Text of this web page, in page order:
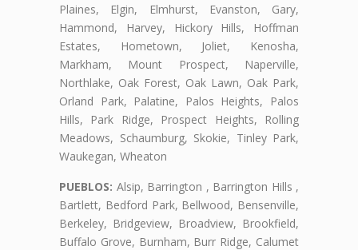
Plaines, Elgin, Elmhurst, Evanston, Gary,
Hammond, Harvey, Hickory Hills, Hoffman
Estates, Hometown, Joliet, Kenosha,
Markham, Mount Prospect, Naperville,
Northlake, Oak Forest, Oak Lawn, Oak Park,
Orland Park, Palatine, Palos Heights, Palos
Hills, Park Ridge, Prospect Heights, Rolling
Meadows, Schaumburg, Skokie, Tinley Park,
Waukegan, Wheaton
PUEBLOS: Alsip, Barrington , Barrington Hills ,
Bartlett, Bedford Park, Bellwood, Bensenville,
Berkeley, Bridgeview, Broadview, Brookfield,
Buffalo Grove, Burnham, Burr Ridge, Calumet